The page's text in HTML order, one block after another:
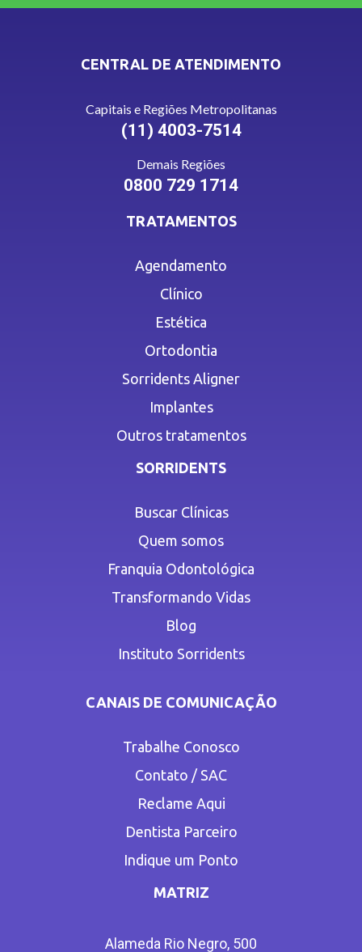
CENTRAL DE ATENDIMENTO
Capitais e Regiões Metropolitanas
(11) 4003-7514
Demais Regiões
0800 729 1714
TRATAMENTOS
Agendamento
Clínico
Estética
Ortodontia
Sorridents Aligner
Implantes
Outros tratamentos
SORRIDENTS
Buscar Clínicas
Quem somos
Franquia Odontológica
Transformando Vidas
Blog
Instituto Sorridents
CANAIS DE COMUNICAÇÃO
Trabalhe Conosco
Contato / SAC
Reclame Aqui
Dentista Parceiro
Indique um Ponto
MATRIZ
Alameda Rio Negro, 500